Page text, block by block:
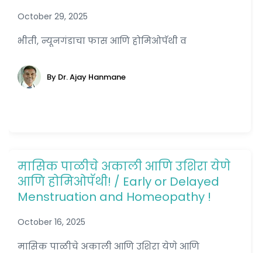
October 29, 2025
भीती, न्यूनगंडाचा फास आणि होमिओपॅथी व
By Dr. Ajay Hanmane
मासिक पाळीचे अकाली आणि उशिरा येणे
आणि होमिओपॅथी! / Early or Delayed
Menstruation and Homeopathy !
October 16, 2025
मासिक पाळीचे अकाली आणि उशिरा येणे आणि